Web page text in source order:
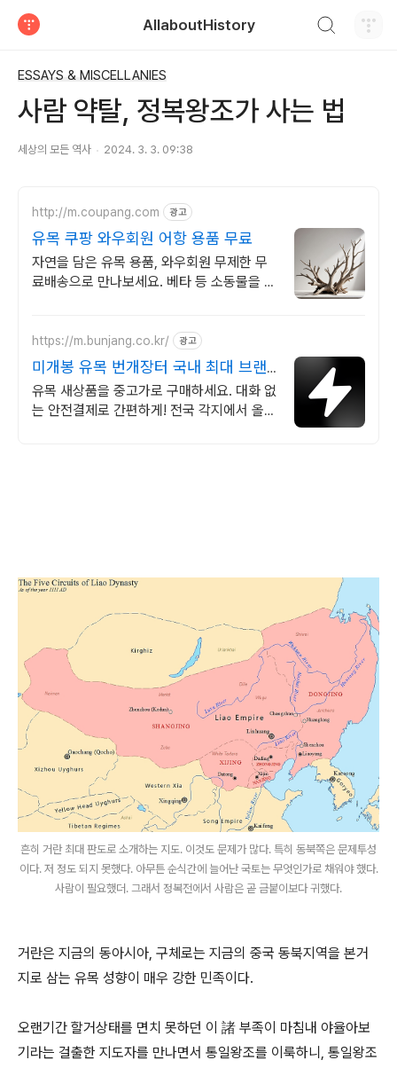
AllaboutHistory
ESSAYS & MISCELLANIES
사람 약탈, 정복왕조가 사는 법
세상의 모든 역사 2024. 3. 3. 09:38
http://m.coupang.com 광고
유목 쿠팡 와우회원 어항 용품 무료
자연을 담은 유목 용품, 와우회원 무제한 무
료배송으로 만나보세요. 베타 등 소동물을 위
https://m.bunjang.co.kr/ 광고
미개봉 유목 번개장터 국내 최대 브랜
드 중고거래
유목 새상품을 중고가로 구매하세요. 대화 없
는 안전결제로 간편하게! 전국 각지에서 올라
흔히 거란 최대 판도로 소개하는 지도. 이것도 문제가 많다. 특히 동북쪽은 문제투성
이다. 저 정도 되지 못했다. 아무튼 순식간에 늘어난 국토는 무엇인가로 채워야 했다.
사람이 필요했더. 그래서 정복전에서 사람은 곧 금붙이보다 귀했다.
거란은 지금의 동아시아, 구체로는 지금의 중국 동북지역을 본거
지로 삼는 유목 성향이 매우 강한 민족이다.
오랜기간 할거상태를 면치 못하던 이 諸 부족이 마침내 야율아보
기라는 걸출한 지도자를 만나면서 통일왕조를 이룩하니, 통일왕조